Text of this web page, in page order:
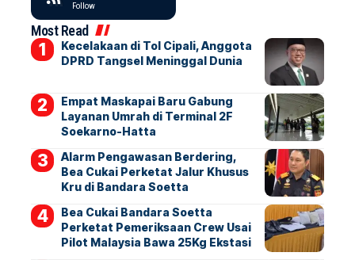
Follow
Most Read
Kecelakaan di Tol Cipali, Anggota
DPRD Tangsel Meninggal Dunia
Empat Maskapai Baru Gabung
Layanan Umrah di Terminal 2F
Soekarno-Hatta
Alarm Pengawasan Berdering,
Bea Cukai Perketat Jalur Khusus
Kru di Bandara Soetta
Bea Cukai Bandara Soetta
Perketat Pemeriksaan Crew Usai
Pilot Malaysia Bawa 25Kg Ekstasi